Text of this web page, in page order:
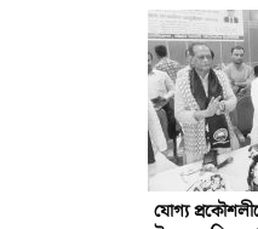
যোগ্য